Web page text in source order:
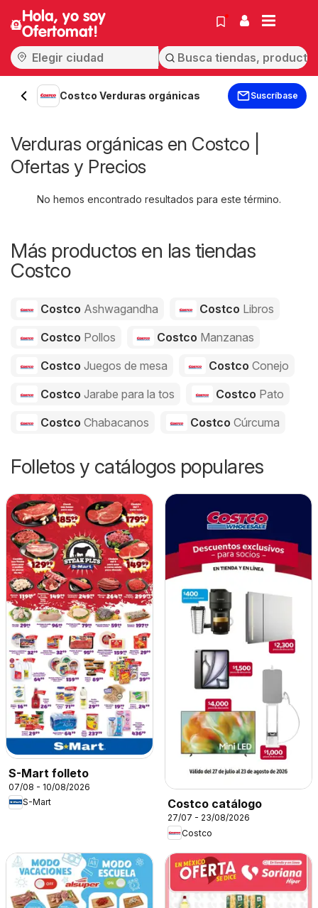
Hola, yo soy
Ofertomat!
Costco Verduras orgánicas Suscríbase
Verduras orgánicas en Costco |
Ofertas y Precios
No hemos encontrado resultados para este término.
Más productos en las tiendas
Costco
Costco Ashwagandha Costco Libros
Costco Pollos Costco Manzanas
Costco Juegos de mesa Costco Conejo
Costco Jarabe para la tos Costco Pato
Costco Chabacanos Costco Cúrcuma
Folletos y catálogos populares
S-Mart folleto
07/08 - 10/08/2026
S-Mart
Costco catálogo
27/07 - 23/08/2026
Costco